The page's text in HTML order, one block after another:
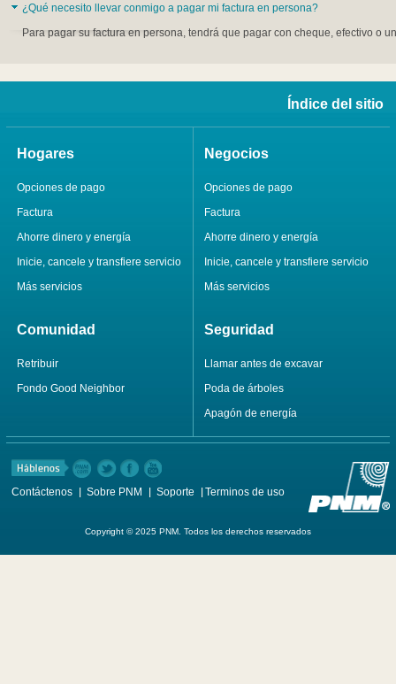
¿Qué necesito llevar conmigo a pagar mi factura en persona?
Para pagar su factura en persona, tendrá que pagar con cheque, efectivo o
Índice del sitio
Hogares
Opciones de pago
Factura
Ahorre dinero y energía
Inicie, cancele y transfiere servicio
Más servicios
Negocios
Opciones de pago
Factura
Ahorre dinero y energía
Inicie, cancele y transfiere servicio
Más servicios
Comunidad
Retribuir
Fondo Good Neighbor
Seguridad
Llamar antes de excavar
Poda de árboles
Apagón de energía
Contáctenos Sobre PNM Soporte Terminos de uso
Copyright © 2025 PNM. Todos los derechos reservados